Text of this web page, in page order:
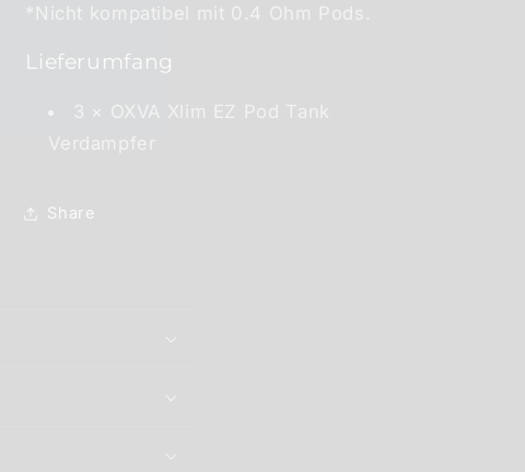
*Nicht kompatibel mit 0.4 Ohm Pods.
Lieferumfang
3 × OXVA Xlim EZ Pod Tank
Verdampfer
Share